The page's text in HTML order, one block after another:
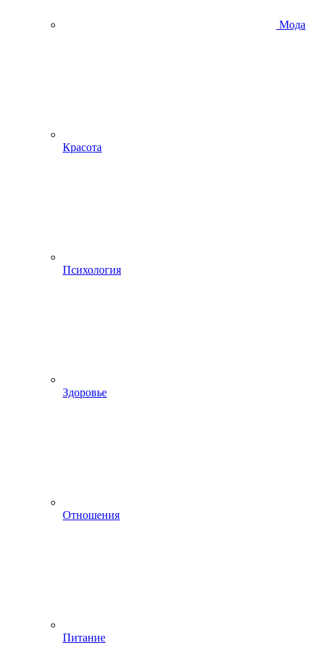
Мода
Красота
Психология
Здоровье
Отношения
Питание